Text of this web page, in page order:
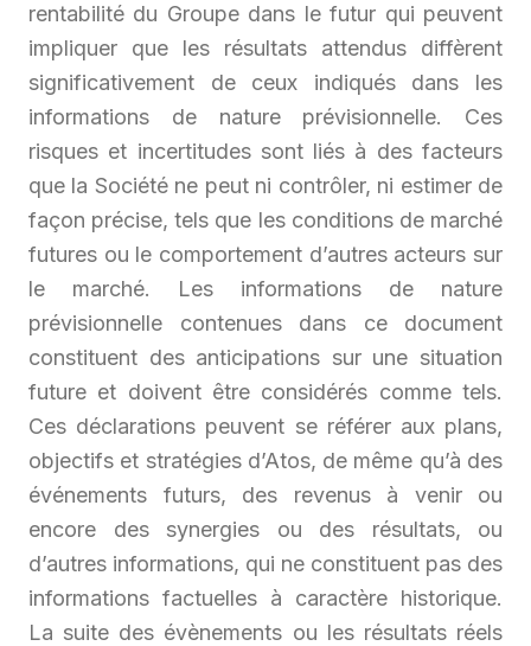
rentabilité du Groupe dans le futur qui peuvent
impliquer que les résultats attendus diffèrent
significativement de ceux indiqués dans les
informations de nature prévisionnelle. Ces
risques et incertitudes sont liés à des facteurs
que la Société ne peut ni contrôler, ni estimer de
façon précise, tels que les conditions de marché
futures ou le comportement d’autres acteurs sur
le marché. Les informations de nature
prévisionnelle contenues dans ce document
constituent des anticipations sur une situation
future et doivent être considérés comme tels.
Ces déclarations peuvent se référer aux plans,
objectifs et stratégies d’Atos, de même qu’à des
événements futurs, des revenus à venir ou
encore des synergies ou des résultats, ou
d’autres informations, qui ne constituent pas des
informations factuelles à caractère historique.
La suite des évènements ou les résultats réels